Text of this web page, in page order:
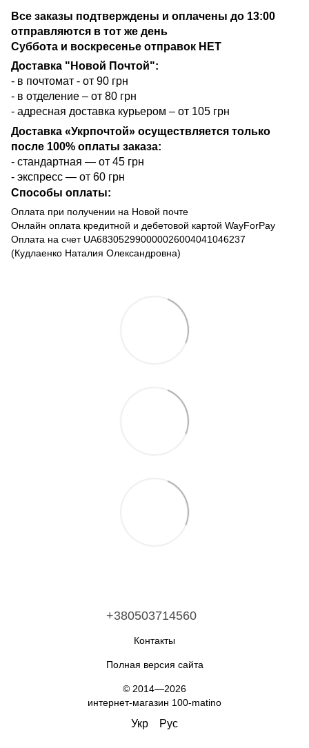
Все заказы подтверждены и оплачены до 13:00
отправляются в тот же день
Суббота и воскресенье отправок НЕТ
Доставка "Новой Почтой":
- в почтомат - от 90 грн
- в отделение – от 80 грн
- адресная доставка курьером – от 105 грн
Доставка «Укрпочтой» осуществляется только
после 100% оплаты заказа:
- стандартная — от 45 грн
- экспресс — от 60 грн
Способы оплаты:
Оплата при получении на Новой почте
Онлайн оплата кредитной и дебетовой картой WayForPay
Оплата на счет UA683052990000026004041046237
(Кудлаенко Наталия Олександровна)
+380503714560
Контакты
Полная версия сайта
© 2014—2026
интернет-магазин 100-matino
Укр Рус